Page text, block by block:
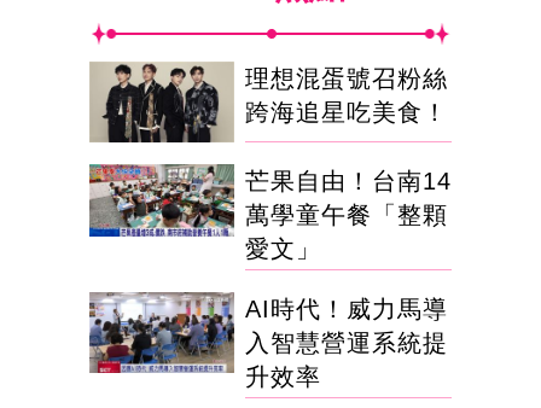
理想混蛋號召粉絲
跨海追星吃美食！
芒果自由！台南14
萬學童午餐「整顆
愛文」
AI時代！威力馬導
入智慧營運系統提
升效率